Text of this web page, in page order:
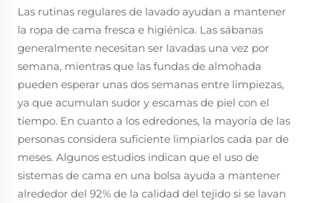
Las rutinas regulares de lavado ayudan a mantener
la ropa de cama fresca e higiénica. Las sábanas
generalmente necesitan ser lavadas una vez por
semana, mientras que las fundas de almohada
pueden esperar unas dos semanas entre limpiezas,
ya que acumulan sudor y escamas de piel con el
tiempo. En cuanto a los edredones, la mayoría de las
personas considera suficiente limpiarlos cada par de
meses. Algunos estudios indican que el uso de
sistemas de cama en una bolsa ayuda a mantener
alrededor del 92% de la calidad del tejido si se lavan